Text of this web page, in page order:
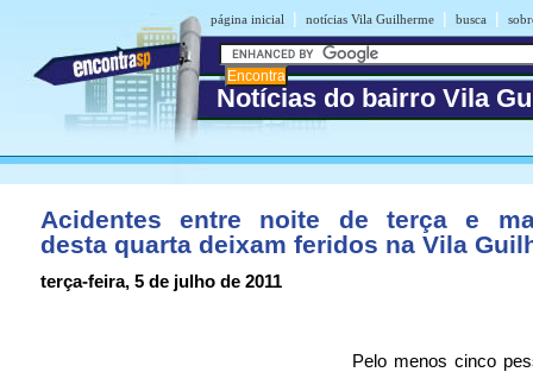
página inicial | notícias Vila Guilherme | busca |
Notícias do bairro Vila
Acidentes entre noite de terça e
desta quarta deixam feridos na Vila
terça-feira, 5 de julho de 2011
Pelo menos cinco